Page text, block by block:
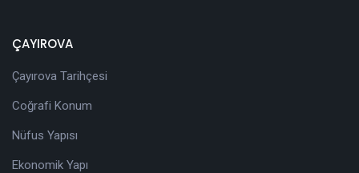
ÇAYIROVA
Çayırova Tarihçesi
Coğrafi Konum
Nüfus Yapısı
Ekonomik Yapı